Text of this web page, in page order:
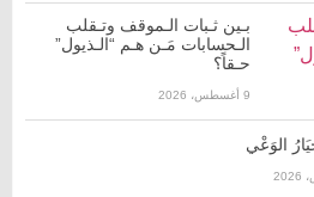
بـين ثـبات الـموقف وتـقلب
الـحسابات مَـن هـم “الـذيول”
حـقاً؟
9 أغسطس، 2026
الوَعْي